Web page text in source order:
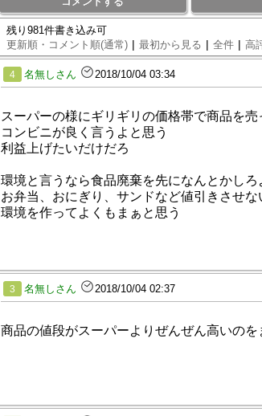
残り981件書き込み可
更新順・コメント順(通常) | 最初から見る | 全件 | 高
4 名無しさん 2018/10/04 03:34
スーパーの様にギリギリの価格帯で商品を売
コンビニが良く言うよと思う
利益上げたいだけだろ
環境と言うなら食品廃棄を先になんとかしろ
お弁当、おにぎり、サンドなど値引きさせな
環境を作ってよくもまぁと思う
3 名無しさん 2018/10/04 02:37
商品の値段がスーパーよりぜんぜん高いのを